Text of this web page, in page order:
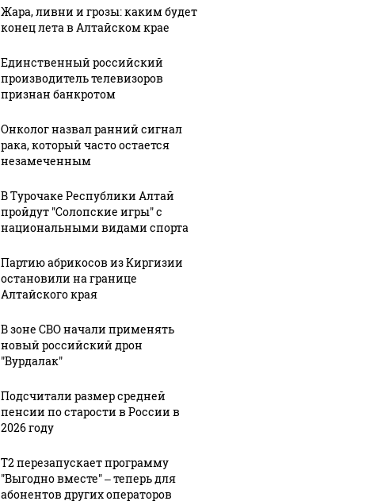
Жара, ливни и грозы: каким будет
конец лета в Алтайском крае
Единственный российский
производитель телевизоров
признан банкротом
Онколог назвал ранний сигнал
рака, который часто остается
незамеченным
В Турочаке Республики Алтай
пройдут "Солопские игры" с
национальными видами спорта
Партию абрикосов из Киргизии
остановили на границе
Алтайского края
В зоне СВО начали применять
новый российский дрон
"Вурдалак"
Подсчитали размер средней
пенсии по старости в России в
2026 году
Т2 перезапускает программу
"Выгодно вместе" – теперь для
абонентов других операторов